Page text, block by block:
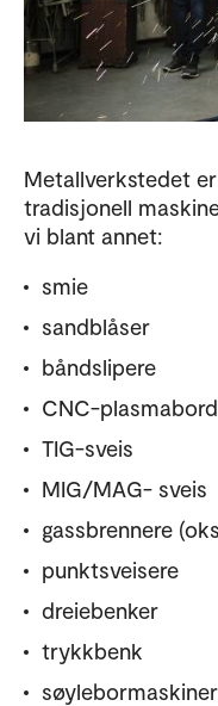
Metallverkstedet
tradisjonell
vi blant annet:
smie
sandblåser
båndslipere
CNC-plasmabord
TIG-sveis
MIG/MAG- sveis
gassbrennere
punktsveisere
dreiebenker
trykkbenk
søylebormaskiner